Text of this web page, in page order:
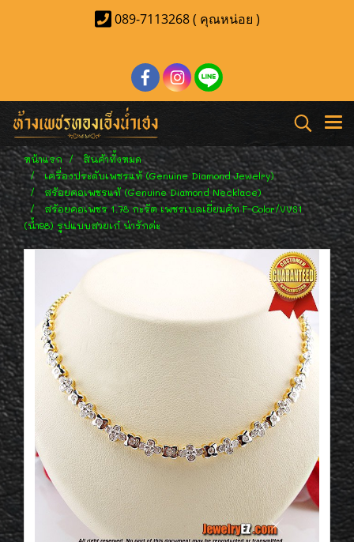
089-7113268 ( คุณหน่อย )
หน้าแรก
สินค้าทั้งหมด
เครื่องประดับเพชรแท้ (Genuine Diamond Jewelry)
สร้อยคอเพชรแท้ (Genuine Diamond Necklace)
สร้อยคอเพชร 1.78 กะรัต เพชรเบลเยี่ยมคัท F-Color/VVS1
(น้ำ98) รูปแบบสวยเก๋ น่ารักค่ะ